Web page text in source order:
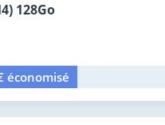
128Go
économisé